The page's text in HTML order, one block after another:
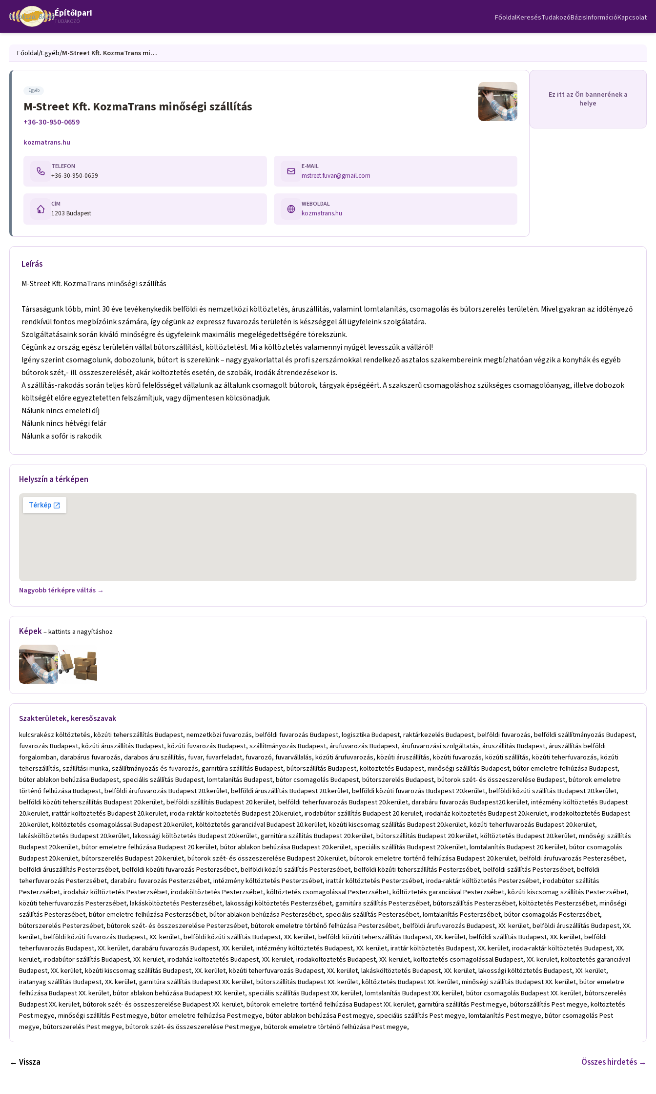
Építőipari
TUDAKOZÓ FőoldalKeresésTudakozóBázisInformációKapcsolat
Főoldal/Egyéb/ M-Street Kft. KozmaTrans minőségi szállítás
Egyéb
M-Street Kft. KozmaTrans minőségi szállítás
+36-30-950-0659
kozmatrans.hu
TELEFON
+36-30-950-0659
E-MAIL
mstreet.fuvar@gmail.com
CÍM
1203 Budapest
WEBOLDAL
kozmatrans.hu
Ez itt az Ön bannerének a
helye
Leírás
M-Street Kft. KozmaTrans minőségi szállítás
Társaságunk több, mint 30 éve tevékenykedik belföldi és nemzetközi költöztetés, áruszállítás, valamint lomtalanítás, csomagolás és bútorszerelés területén. Mivel gyakran az időtényező
rendkívül fontos megbízóink számára, így cégünk az expressz fuvarozás területén is készséggel áll ügyfeleink szolgálatára.
Szolgáltatásaink során kiváló minőségre és ügyfeleink maximális megelégedettségére törekszünk.
Cégünk az ország egész területén vállal bútorszállítást, költöztetést. Mi a költöztetés valamennyi nyűgét levesszük a válláról!
Igény szerint csomagolunk, dobozolunk, bútort is szerelünk – nagy gyakorlattal és profi szerszámokkal rendelkező asztalos szakembereink megbízhatóan végzik a konyhák és egyéb
bútorok szét,- ill. összeszerelését, akár költöztetés esetén, de szobák, irodák átrendezésekor is.
A szállítás-rakodás során teljes körű felelősséget vállalunk az általunk csomagolt bútorok, tárgyak épségéért. A szakszerű csomagoláshoz szükséges csomagolóanyag, illetve dobozok
költségét előre egyeztetetten felszámítjuk, vagy díjmentesen kölcsönadjuk.
Nálunk nincs emeleti díj
Nálunk nincs hétvégi felár
Nálunk a sofőr is rakodik
Helyszín a térképen
Nagyobb térképre váltás →
Képek– kattints a nagyításhoz
Szakterületek, keresőszavak
kulcsrakész költöztetés, közúti teherszállítás Budapest, nemzetközi fuvarozás, belföldi fuvarozás Budapest, logisztika Budapest, raktárkezelés Budapest, belföldi fuvarozás, belföldi szállítmányozás Budapest,
fuvarozás Budapest, közúti áruszállítás Budapest, közúti fuvarozás Budapest, szállítmányozás Budapest, árufuvarozás Budapest, árufuvarozási szolgáltatás, áruszállítás Budapest, áruszállítás belföldi
forgalomban, darabárus fuvarozás, darabos áru szállítás, fuvar, fuvarfeladat, fuvarozó, fuvarvállalás, közúti árufuvarozás, közúti áruszállítás, közúti fuvarozás, közúti szállítás, közúti teherfuvarozás, közúti
teherszállítás, szállítási munka, szállítmányozás és fuvarozás, garnitúra szállítás Budapest, bútorszállítás Budapest, költöztetés Budapest, minőségi szállítás Budapest, bútor emeletre felhúzása Budapest,
bútor ablakon behúzása Budapest, speciális szállítás Budapest, lomtalanítás Budapest, bútor csomagolás Budapest, bútorszerelés Budapest, bútorok szét- és összeszerelése Budapest, bútorok emeletre
történő felhúzása Budapest, belföldi árufuvarozás Budapest 20.kerület, belföldi áruszállítás Budapest 20.kerület, belföldi közúti fuvarozás Budapest 20.kerület, belföldi közúti szállítás Budapest 20.kerület,
belföldi közúti teherszállítás Budapest 20.kerület, belföldi szállítás Budapest 20.kerület, belföldi teherfuvarozás Budapest 20.kerület, darabáru fuvarozás Budapest20.kerület, intézmény költöztetés Budapest
20.kerület, irattár költöztetés Budapest 20.kerület, iroda-raktár költöztetés Budapest 20.kerület, irodabútor szállítás Budapest 20.kerület, irodaház költöztetés Budapest 20.kerület, irodaköltöztetés Budapest
20.kerület, költöztetés csomagolással Budapest 20.kerület, költöztetés garanciával Budapest 20.kerület, közúti kiscsomag szállítás Budapest 20.kerület, közúti teherfuvarozás Budapest 20.kerület,
lakásköltöztetés Budapest 20.kerület, lakossági költöztetés Budapest 20.kerület, garnitúra szállítás Budapest 20.kerület, bútorszállítás Budapest 20.kerület, költöztetés Budapest 20.kerület, minőségi szállítás
Budapest 20.kerület, bútor emeletre felhúzása Budapest 20.kerület, bútor ablakon behúzása Budapest 20.kerület, speciális szállítás Budapest 20.kerület, lomtalanítás Budapest 20.kerület, bútor csomagolás
Budapest 20.kerület, bútorszerelés Budapest 20.kerület, bútorok szét- és összeszerelése Budapest 20.kerület, bútorok emeletre történő felhúzása Budapest 20.kerület, belföldi árufuvarozás Pesterzsébet,
belföldi áruszállítás Pesterzsébet, belföldi közúti fuvarozás Pesterzsébet, belföldi közúti szállítás Pesterzsébet, belföldi közúti teherszállítás Pesterzsébet, belföldi szállítás Pesterzsébet, belföldi
teherfuvarozás Pesterzsébet, darabáru fuvarozás Pesterzsébet, intézmény költöztetés Pesterzsébet, irattár költöztetés Pesterzsébet, iroda-raktár költöztetés Pesterzsébet, irodabútor szállítás
Pesterzsébet, irodaház költöztetés Pesterzsébet, irodaköltöztetés Pesterzsébet, költöztetés csomagolással Pesterzsébet, költöztetés garanciával Pesterzsébet, közúti kiscsomag szállítás Pesterzsébet,
közúti teherfuvarozás Pesterzsébet, lakásköltöztetés Pesterzsébet, lakossági költöztetés Pesterzsébet, garnitúra szállítás Pesterzsébet, bútorszállítás Pesterzsébet, költöztetés Pesterzsébet, minőségi
szállítás Pesterzsébet, bútor emeletre felhúzása Pesterzsébet, bútor ablakon behúzása Pesterzsébet, speciális szállítás Pesterzsébet, lomtalanítás Pesterzsébet, bútor csomagolás Pesterzsébet,
bútorszerelés Pesterzsébet, bútorok szét- és összeszerelése Pesterzsébet, bútorok emeletre történő felhúzása Pesterzsébet, belföldi árufuvarozás Budapest, XX. kerület, belföldi áruszállítás Budapest, XX.
kerület, belföldi közúti fuvarozás Budapest, XX. kerület, belföldi közúti szállítás Budapest, XX. kerület, belföldi közúti teherszállítás Budapest, XX. kerület, belföldi szállítás Budapest, XX. kerület, belföldi
teherfuvarozás Budapest, XX. kerület, darabáru fuvarozás Budapest, XX. kerület, intézmény költöztetés Budapest, XX. kerület, irattár költöztetés Budapest, XX. kerület, iroda-raktár költöztetés Budapest, XX.
kerület, irodabútor szállítás Budapest, XX. kerület, irodaház költöztetés Budapest, XX. kerület, irodaköltöztetés Budapest, XX. kerület, költöztetés csomagolással Budapest, XX. kerület, költöztetés garanciával
Budapest, XX. kerület, közúti kiscsomag szállítás Budapest, XX. kerület, közúti teherfuvarozás Budapest, XX. kerület, lakásköltöztetés Budapest, XX. kerület, lakossági költöztetés Budapest, XX. kerület,
iratanyag szállítás Budapest, XX. kerület, garnitúra szállítás Budapest XX. kerület, bútorszállítás Budapest XX. kerület, költöztetés Budapest XX. kerület, minőségi szállítás Budapest XX. kerület, bútor emeletre
felhúzása Budapest XX. kerület, bútor ablakon behúzása Budapest XX. kerület, speciális szállítás Budapest XX. kerület, lomtalanítás Budapest XX. kerület, bútor csomagolás Budapest XX. kerület, bútorszerelés
Budapest XX. kerület, bútorok szét- és összeszerelése Budapest XX. kerület, bútorok emeletre történő felhúzása Budapest XX. kerület, garnitúra szállítás Pest megye, bútorszállítás Pest megye, költöztetés
Pest megye, minőségi szállítás Pest megye, bútor emeletre felhúzása Pest megye, bútor ablakon behúzása Pest megye, speciális szállítás Pest megye, lomtalanítás Pest megye, bútor csomagolás Pest
megye, bútorszerelés Pest megye, bútorok szét- és összeszerelése Pest megye, bútorok emeletre történő felhúzása Pest megye,
← Vissza Összes hirdetés →